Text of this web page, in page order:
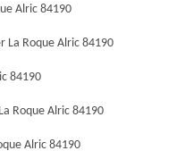
Alric 84190
La Roque Alric 84190
84190
Roque Alric 84190
Alric 84190